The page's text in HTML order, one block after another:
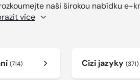
naši širokou nabídku e-
více
(714) Cizí jazyky (371)